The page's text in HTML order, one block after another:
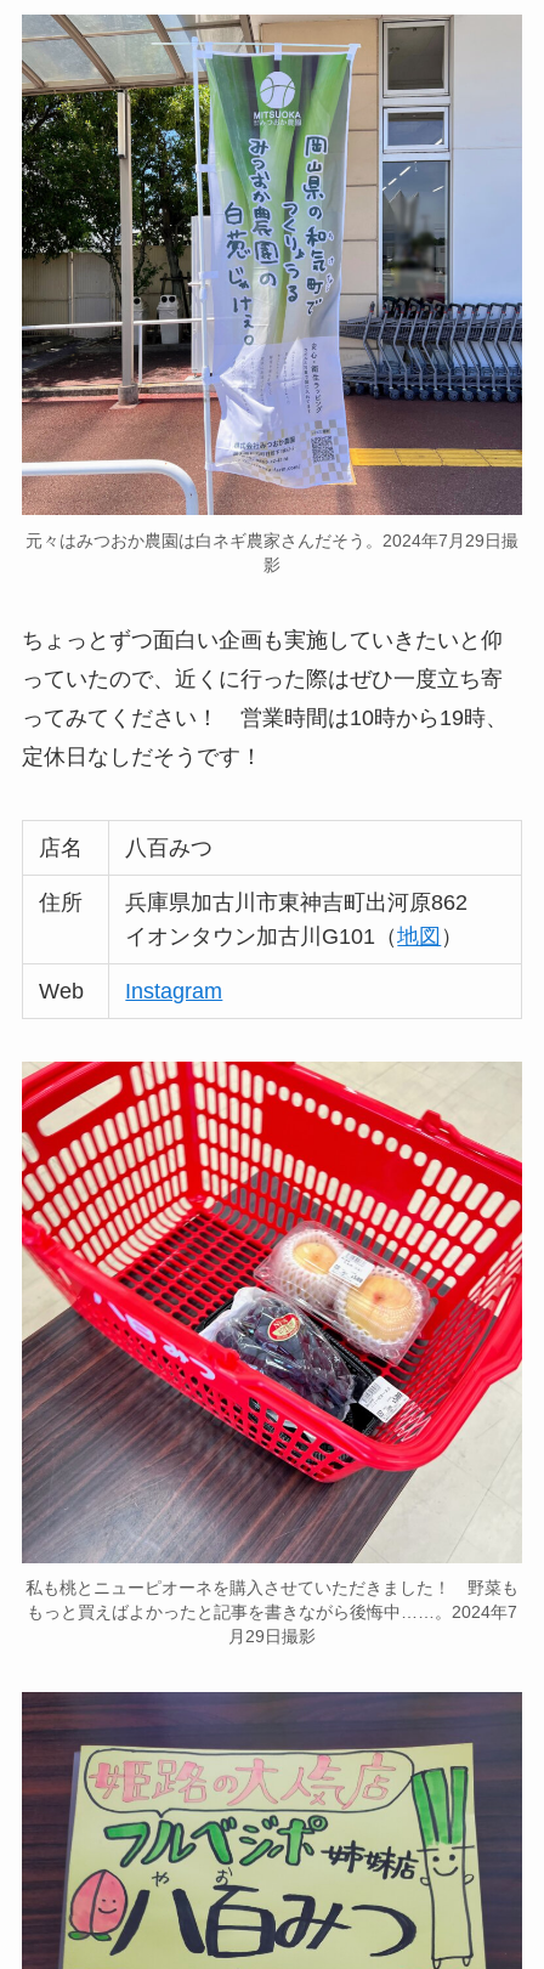
元々はみつおか農園は白ネギ農家さんだそう。2024年7月29日撮
影
ちょっとずつ面白い企画も実施していきたいと仰
っていたので、近くに行った際はぜひ一度立ち寄
ってみてください！ 営業時間は10時から19時、
定休日なしだそうです！
店名 八百みつ
住所
兵庫県加古川市東神吉町出河原862
イオンタウン加古川G101（地図 ）
Web Instagram
私も桃とニューピオーネを購入させていただきました！ 野菜も
もっと買えばよかったと記事を書きながら後悔中……。2024年7
月29日撮影